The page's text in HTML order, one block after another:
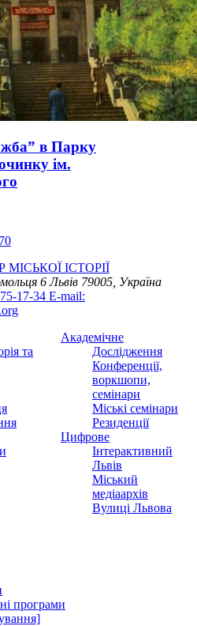
в Парку
ім.
МІСЬКОЇ ІСТОРІЇ
6Львів 79005, Україна
17-34 E-mail:
та
Академічне
Дослідження
Конференції,
воркшопи,
семінари
Міські семінари
Резиденції
Цифрове
Інтерактивний
Львів
Міський
медіаархів
Вулиці Львова
програми